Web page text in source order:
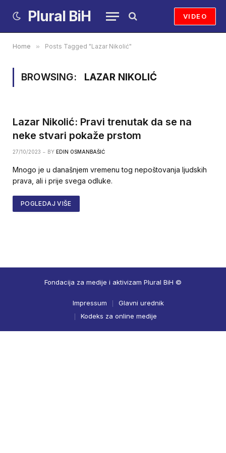
Plural BiH VIDEO
Home » Posts Tagged "Lazar Nikolić"
BROWSING: LAZAR NIKOLIĆ
Lazar Nikolić: Pravi trenutak da se na
neke stvari pokaže prstom
27/10/2023 BY EDIN OSMANBAŠIĆ
Mnogo je u današnjem vremenu tog nepoštovanja ljudskih
prava, ali i prije svega odluke.
POGLEDAJ VIŠE
Fondacija za medije i aktivizam Plural BiH ©
Impressum
Glavni urednik
Kodeks za online medije